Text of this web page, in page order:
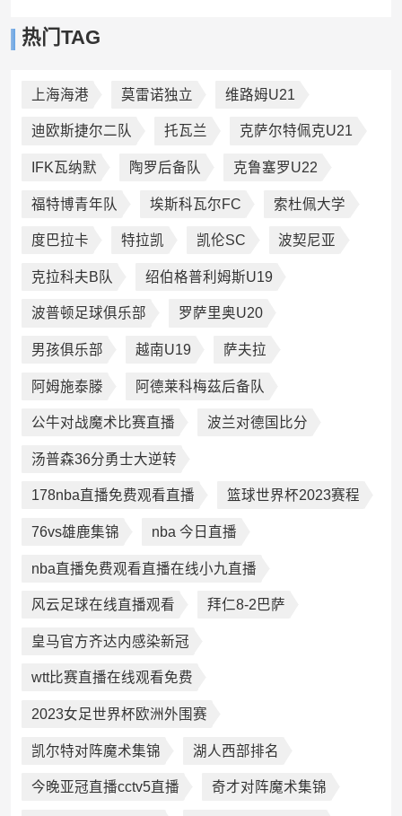
热门TAG
上海海港 莫雷诺独立 维路姆U21
迪欧斯捷尔二队 托瓦兰 克萨尔特佩克U21
IFK瓦纳默 陶罗后备队 克鲁塞罗U22
福特博青年队 埃斯科瓦尔FC 索杜佩大学
度巴拉卡 特拉凯 凯伦SC 波契尼亚
克拉科夫B队 绍伯格普利姆斯U19
波普顿足球俱乐部 罗萨里奥U20
男孩俱乐部 越南U19 萨夫拉
阿姆施泰滕 阿德莱科梅茲后备队
公牛对战魔术比赛直播 波兰对德国比分
汤普森36分勇士大逆转
178nba直播免费观看直播 篮球世界杯2023赛程
76vs雄鹿集锦 nba 今日直播
nba直播免费观看直播在线小九直播
风云足球在线直播观看 拜仁8-2巴萨
皇马官方齐达内感染新冠
wtt比赛直播在线观看免费
2023女足世界杯欧洲外围赛
凯尔特对阵魔术集锦 湖人西部排名
今晚亚冠直播cctv5直播 奇才对阵魔术集锦